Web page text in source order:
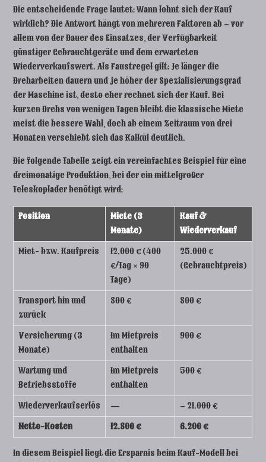
Die entscheidende Frage lautet: Wann lohnt sich der Kauf
wirklich? Die Antwort hängt von mehreren Faktoren ab – vor
allem von der Dauer des Einsatzes, der Verfügbarkeit
günstiger Gebrauchtgeräte und dem erwarteten
Wiederverkaufswert. Als Faustregel gilt: Je länger die
Dreharbeiten dauern und je höher der Spezialisierungsgrad
der Maschine ist, desto eher rechnet sich der Kauf. Bei
kurzen Drehs von wenigen Tagen bleibt die klassische Miete
meist die bessere Wahl, doch ab einem Zeitraum von drei
Monaten verschiebt sich das Kalkül deutlich.
Die folgende Tabelle zeigt ein vereinfachtes Beispiel für eine
dreimonatige Produktion, bei der ein mittelgroßer
Teleskoplader benötigt wird:
Position
Miete (3
Monate)
Kauf &
Wiederverkauf
Miet- bzw. Kaufpreis
12.000 € (400
€/Tag × 90
Tage)
25.000 €
(Gebrauchtpreis)
Transport hin und
zurück
800 € 800 €
Versicherung (3
Monate)
Im Mietpreis
enthalten
900 €
Wartung und
Betriebsstoffe
Im Mietpreis
enthalten
500 €
Wiederverkaufserlös —
– 21.000 €
Netto-Kosten
12.800 € 6.200 €
In diesem Beispiel liegt die Ersparnis beim Kauf-Modell bei